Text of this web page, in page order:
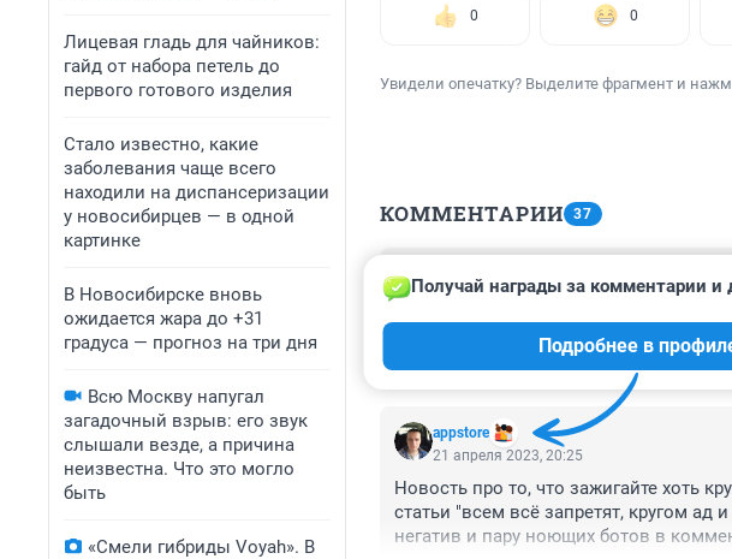
Лицевая гладь для чайников:
гайд от набора петель до
первого готового изделия
Стало известно, какие
заболевания чаще всего
находили на диспансеризации
у новосибирцев — в одной
картинке
В Новосибирске вновь
ожидается жара до +31
градуса — прогноз на три дня
Всю Москву напугал
загадочный взрыв: его звук
слышали везде, а причина
неизвестна. Что это могло
быть
«Смели гибриды Voyah». В
0 0
Увидели опечатку? Выделите фрагмент и
КОММЕНТАРИИ 37
21 апреля 2023, 23:06
Чихать все хотели на эти запреты.
appstore
Получай награды за комментарии и
Подробнее в
21 апреля 2023, 20:25
Новость про то, что зажигайте хоть
статьи "всем всё запретят, кругом ад
негатив и пару ноющих ботов в